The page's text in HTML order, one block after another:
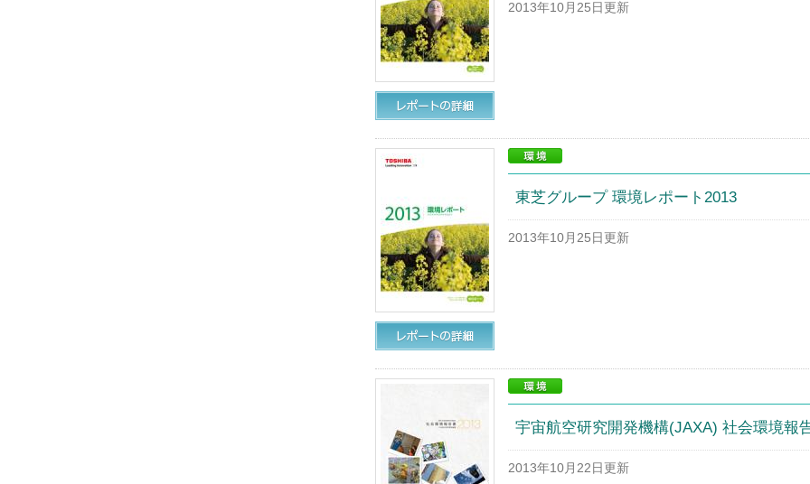
2013年10月25日更新
東芝グループ 環境レポート2013
2013年10月25日更新
宇宙航空研究開発機構(JAXA) 社会環境報
2013年10月22日更新